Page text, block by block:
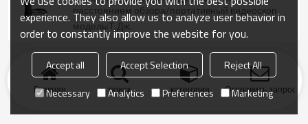
расстоянием обзора/портативный видеоскоп
модель:Т.Дж.
Главная поиск категория Отправить запрос
experience. They also allow us to analyze user behavior in
order to constantly improve the website for you.
Accept all Accept Selection
Reject All
Necessary
Analytics Preferences Marketing